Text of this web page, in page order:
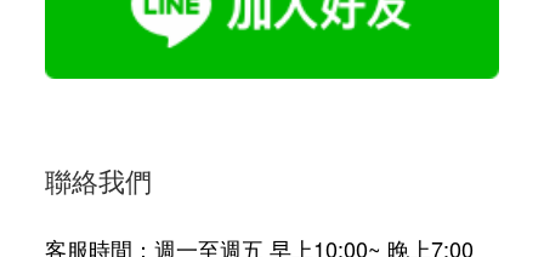
聯絡我們
客服時間：週一至週五 早上10:00~ 晚上7:00